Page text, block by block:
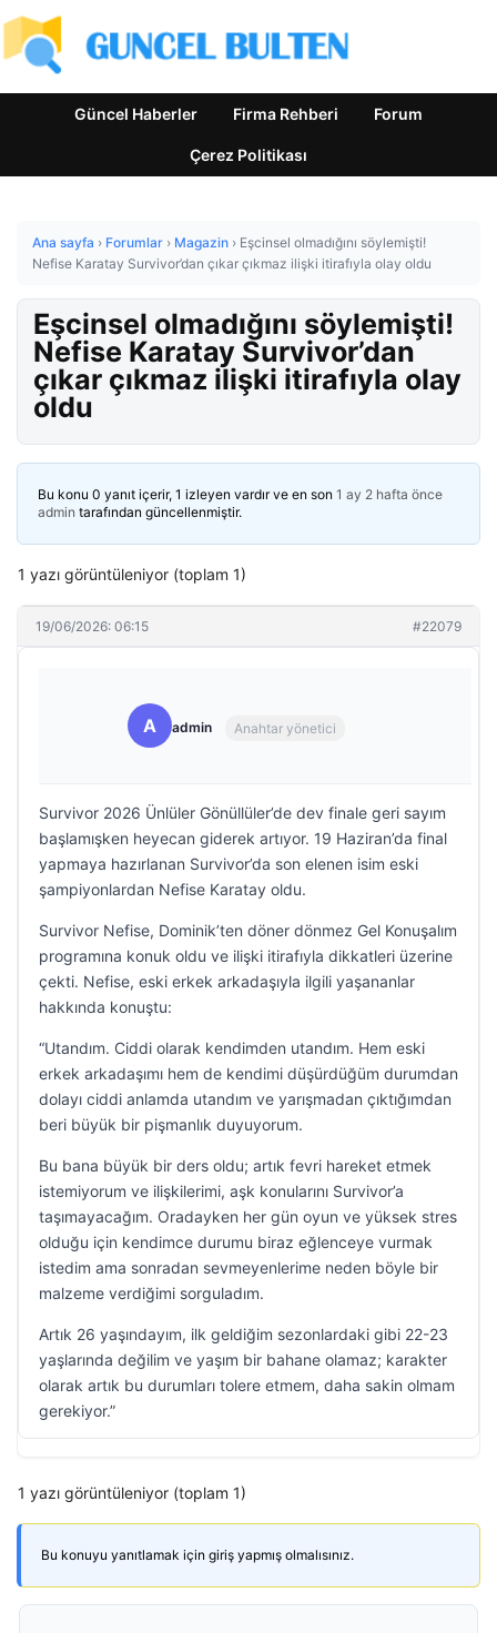
Güncel Haberler Firma Rehberi Forum
Çerez Politikası
Ana sayfa › Forumlar › Magazin › Eşcinsel olmadığını söylemişti!
Nefise Karatay Survivor’dan çıkar çıkmaz ilişki itirafıyla olay oldu
Eşcinsel olmadığını söylemişti!
Nefise Karatay Survivor’dan
çıkar çıkmaz ilişki itirafıyla olay
oldu
Bu konu 0 yanıt içerir, 1 izleyen vardır ve en son 1 ay 2 hafta önce
admin tarafından güncellenmiştir.
1 yazı görüntüleniyor (toplam 1)
19/06/2026: 06:15 #22079
A admin Anahtar yönetici
Survivor 2026 Ünlüler Gönüllüler’de dev finale geri sayım
başlamışken heyecan giderek artıyor. 19 Haziran’da final
yapmaya hazırlanan Survivor’da son elenen isim eski
şampiyonlardan Nefise Karatay oldu.
Survivor Nefise, Dominik’ten döner dönmez Gel Konuşalım
programına konuk oldu ve ilişki itirafıyla dikkatleri üzerine
çekti. Nefise, eski erkek arkadaşıyla ilgili yaşananlar
hakkında konuştu:
“Utandım. Ciddi olarak kendimden utandım. Hem eski
erkek arkadaşımı hem de kendimi düşürdüğüm durumdan
dolayı ciddi anlamda utandım ve yarışmadan çıktığımdan
beri büyük bir pişmanlık duyuyorum.
Bu bana büyük bir ders oldu; artık fevri hareket etmek
istemiyorum ve ilişkilerimi, aşk konularını Survivor’a
taşımayacağım. Oradayken her gün oyun ve yüksek stres
olduğu için kendimce durumu biraz eğlenceye vurmak
istedim ama sonradan sevmeyenlerime neden böyle bir
malzeme verdiğimi sorguladım.
Artık 26 yaşındayım, ilk geldiğim sezonlardaki gibi 22-23
yaşlarında değilim ve yaşım bir bahane olamaz; karakter
olarak artık bu durumları tolere etmem, daha sakin olmam
gerekiyor.”
1 yazı görüntüleniyor (toplam 1)
Bu konuyu yanıtlamak için giriş yapmış olmalısınız.